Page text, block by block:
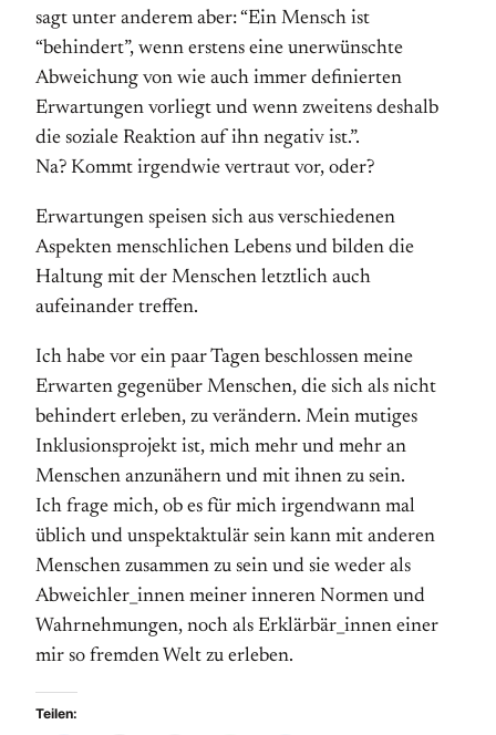
sagt unter anderem aber: “Ein Mensch ist
“behindert”, wenn erstens eine unerwünschte
Abweichung von wie auch immer definierten
Erwartungen vorliegt und wenn zweitens deshalb
die soziale Reaktion auf ihn negativ ist.”.
Na? Kommt irgendwie vertraut vor, oder?
Erwartungen speisen sich aus verschiedenen
Aspekten menschlichen Lebens und bilden die
Haltung mit der Menschen letztlich auch
aufeinander treffen.
Ich habe vor ein paar Tagen beschlossen meine
Erwarten gegenüber Menschen, die sich als nicht
behindert erleben, zu verändern. Mein mutiges
Inklusionsprojekt ist, mich mehr und mehr an
Menschen anzunähern und mit ihnen zu sein.
Ich frage mich, ob es für mich irgendwann mal
üblich und unspektaktulär sein kann mit anderen
Menschen zusammen zu sein und sie weder als
Abweichler_innen meiner inneren Normen und
Wahrnehmungen, noch als Erklärbär_innen einer
mir so fremden Welt zu erleben.
Teilen: